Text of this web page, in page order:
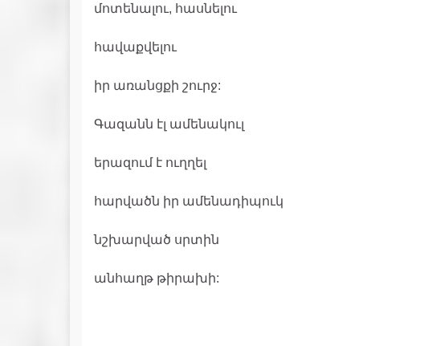
մոտենալու, հասնելու
հավաքվելու
իր առանցքի շուրջ:
Գազանն էլ ամենակուլ
երազում է ուղղել
հարվածն իր ամենադիպուկ
նշխարված սրտին
անհաղթ թիրախի: